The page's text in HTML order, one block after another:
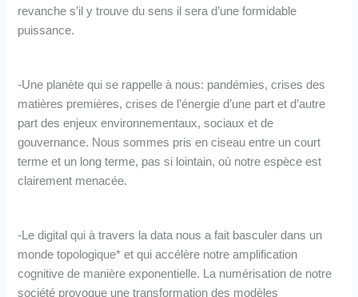
revanche s’il y trouve du sens il sera d’une formidable
puissance.
-Une planète qui se rappelle à nous: pandémies, crises des
matières premières, crises de l’énergie d’une part et d’autre
part des enjeux environnementaux, sociaux et de
gouvernance. Nous sommes pris en ciseau entre un court
terme et un long terme, pas si lointain, où notre espèce est
clairement menacée.
-Le digital qui à travers la data nous a fait basculer dans un
monde topologique* et qui accélère notre amplification
cognitive de manière exponentielle. La numérisation de notre
société provoque une transformation des modèles